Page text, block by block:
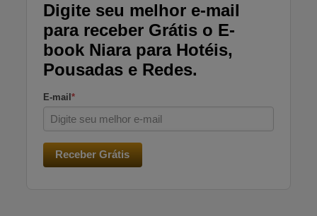
Digite seu melhor e-mail
para receber Grátis o E-
book Niara para Hotéis,
Pousadas e Redes.
E-mail *
Receber Grátis